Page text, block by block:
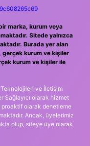
marka, kurum veya
Sitede yalnızca
Burada yer alan
gerçek kurum ve kişiler
kurum ve kişiler ile
Teknolojileri ve İletişim
Sağlayıcı olarak hizmet
olarak denetleme
Ancak, üyelerimiz
olup, siteye üye olarak